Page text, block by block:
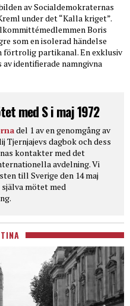
av Socialdemokraternas
under det “Kalla kriget”.
Boris
som en isolerad händelse
förtrolig partikanal. En exklusiv
identifierade namngivna
med S i maj 1972
del 1 av en genomgång av
dagbok och dess
kontakter med det
avdelning. Vi
till Sverige den 14 maj
mötet med